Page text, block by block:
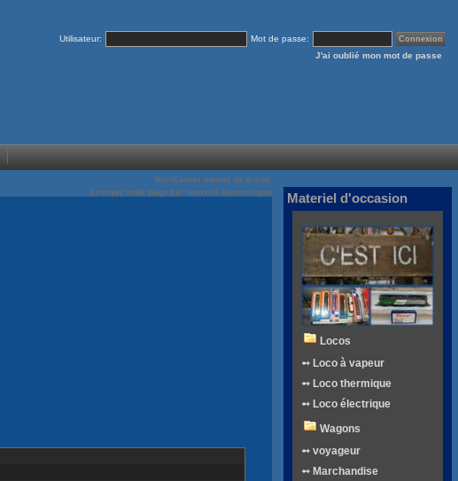
Utilisateur:
Mot de passe:
J'ai oublié mon mot de passe
Voir/Cacher menus de droite
Envoyez cette page par courrier électronique
Materiel d'occasion
Locos
➻ Loco à vapeur
➻ Loco thermique
➻ Loco électrique
Wagons
➻ voyageur
➻ Marchandise